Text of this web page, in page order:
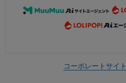
コーポレートサイト